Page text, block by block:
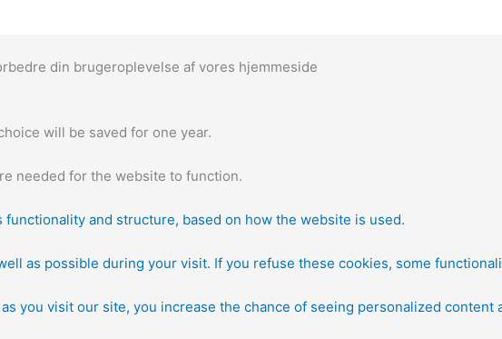
din brugeroplevelse af vores hjemmeside
will be saved for one year.
needed for the website to function.
and structure, based on how the website is used.
as possible during your visit. If you refuse these cookies, some
you visit our site, you increase the chance of seeing personalized content